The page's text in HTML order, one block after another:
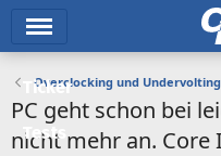
Ticker
Tests
Overclocking und
PC geht schon bei
nicht mehr an. Core